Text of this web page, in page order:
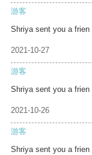
游客
Shriya sent you a frien
2021-10-27
游客
Shriya sent you a frien
2021-10-26
游客
Shriya sent you a frien